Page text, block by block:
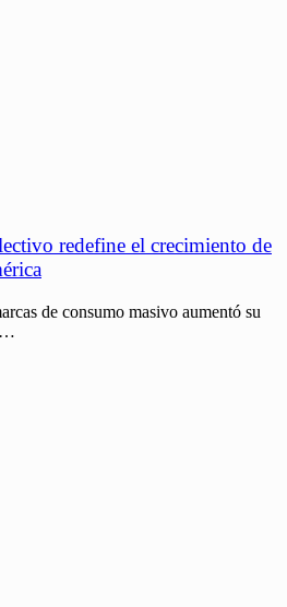
redefine el crecimiento de
de consumo masivo aumentó su